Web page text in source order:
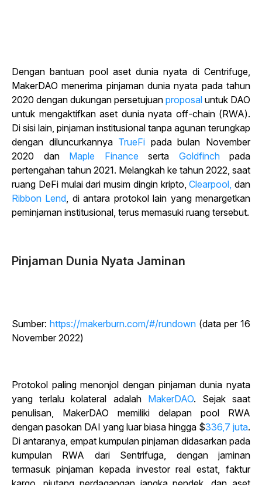
Dengan bantuan pool aset dunia nyata di Centrifuge,
MakerDAO menerima pinjaman dunia nyata pada tahun
2020 dengan dukungan persetujuan proposal untuk DAO
untuk mengaktifkan aset dunia nyata off-chain (RWA).
Di sisi lain, pinjaman institusional tanpa agunan terungkap
dengan diluncurkannya TrueFi pada bulan November
2020 dan Maple Finance serta Goldfinchpada
pertengahan tahun 2021. Melangkah ke tahun 2022, saat
ruang DeFi mulai dari musim dingin kripto,Clearpool, dan
Ribbon Lend, di antara protokol lain yang menargetkan
peminjaman institusional, terus memasuki ruang tersebut.
Pinjaman Dunia Nyata Jaminan
Sumber: https://makerburn.com/#/rundown (data per 16
November 2022)
Protokol paling menonjol dengan pinjaman dunia nyata
yang terlalu kolateral adalah MakerDAO. Sejak saat
penulisan, MakerDAO memiliki delapan pool RWA
dengan pasokan DAI yang luar biasa hingga $336,7 juta.
Di antaranya, empat kumpulan pinjaman didasarkan pada
kumpulan RWA dari Sentrifuga, dengan jaminan
termasuk pinjaman kepada investor real estat, faktur